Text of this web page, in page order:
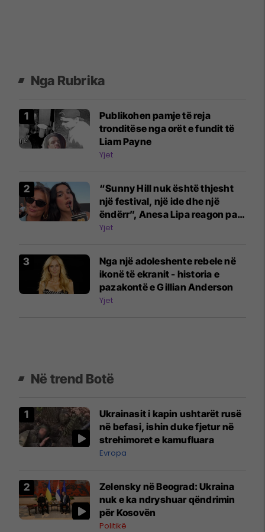
Nga Rubrika
Publikohen pamje të reja
tronditëse nga orët e fundit të
Liam Payne
Yjet
“Sunny Hill nuk është thjesht
një festival, një ide dhe një
ëndërr”, Anesa Lipa reagon pas
përfundimit
Yjet
Nga një adoleshente rebele në
ikonë të ekranit - historia e
pazakontë e Gillian Anderson
Yjet
Në trend Botë
Ukrainasit i kapin ushtarët rusë
në befasi, ishin duke fjetur në
strehimoret e kamufluara
Evropa
Zelensky në Beograd: Ukraina
nuk e ka ndryshuar qëndrimin
për Kosovën
Politikë